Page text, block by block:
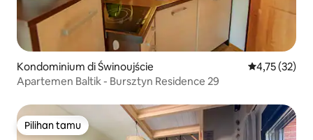
Kondominium di Świnoujście Nilai rata-
4,75 (32)
Apartemen Baltik - Bursztyn Residence 29
Pilihan tamu
Pilihan tamu